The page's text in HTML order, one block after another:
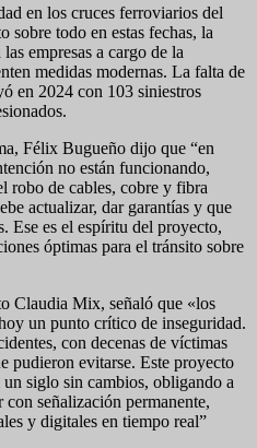
en los cruces ferroviarios del
sobre todo en estas fechas, la
empresas a cargo de la
medidas modernas. La falta de
en 2024 con 103 siniestros
Félix Bugueño dijo que “en
no están funcionando,
robo de cables, cobre y fibra
actualizar, dar garantías y que
Ese es el espíritu del proyecto,
óptimas para el tránsito sobre
Claudia Mix, señaló que «los
un punto crítico de inseguridad.
con decenas de víctimas
pudieron evitarse. Este proyecto
siglo sin cambios, obligando a
con señalización permanente,
y digitales en tiempo real”